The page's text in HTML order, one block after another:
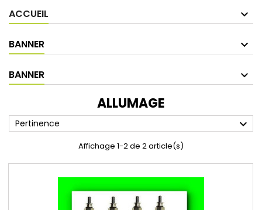
ACCUEIL
BANNER
BANNER
ALLUMAGE
Pertinence expand_more
Affichage 1-2 de 2 article(s)